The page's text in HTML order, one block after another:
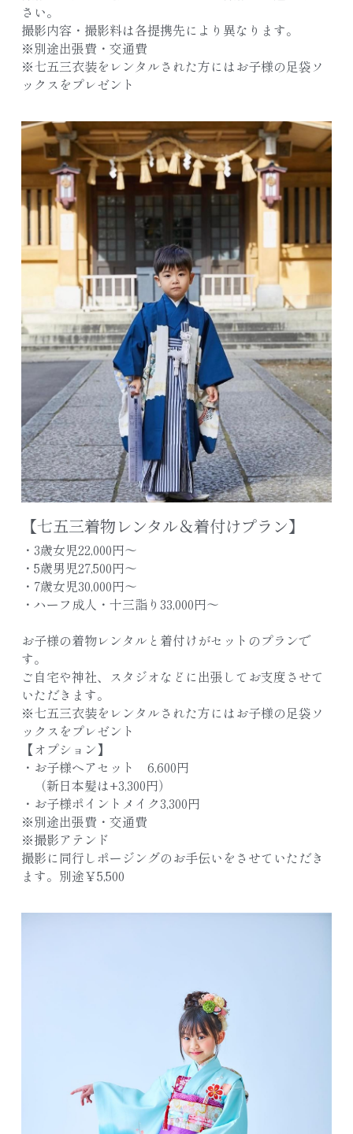
さい。
撮影内容・撮影料は各提携先により異なります。
※別途出張費・交通費
※七五三衣装をレンタルされた方にはお子様の足袋ソ
ックスをプレゼント
【七五三着物レンタル＆着付けプラン】
・3歳女児22,000円〜
・5歳男児27,500円〜
・7歳女児30,000円〜
・ハーフ成人・十三詣り33,000円～
お子様の着物レンタルと着付けがセットのプランで
す。
ご自宅や神社、スタジオなどに出張してお支度させて
いただきます。
※七五三衣装をレンタルされた方にはお子様の足袋ソ
ックスをプレゼント
【オプション】
・お子様ヘアセット　6,600円
（新日本髪は+3,300円）
・お子様ポイントメイク3,300円
※別途出張費・交通費
※撮影アテンド
撮影に同行しポージングのお手伝いをさせていただき
ます。別途￥5,500